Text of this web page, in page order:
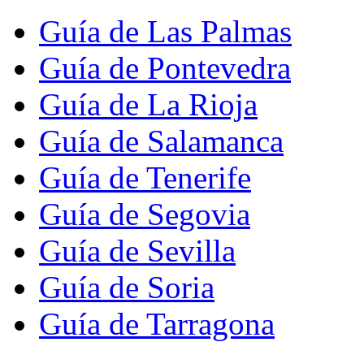
Guía de Las Palmas
Guía de Pontevedra
Guía de La Rioja
Guía de Salamanca
Guía de Tenerife
Guía de Segovia
Guía de Sevilla
Guía de Soria
Guía de Tarragona